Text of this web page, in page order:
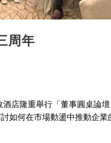
周年
店隆重舉行「董事圓桌論
如何在市場動盪中推動企業